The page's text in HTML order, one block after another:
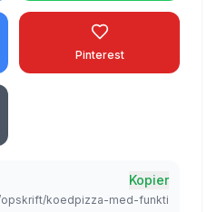
Pinterest
Kopier
koedpizza-med-funkti